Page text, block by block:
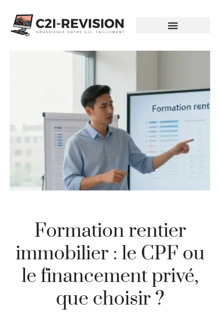
Formation rentier
immobilier : le CPF ou
le financement privé,
que choisir ?